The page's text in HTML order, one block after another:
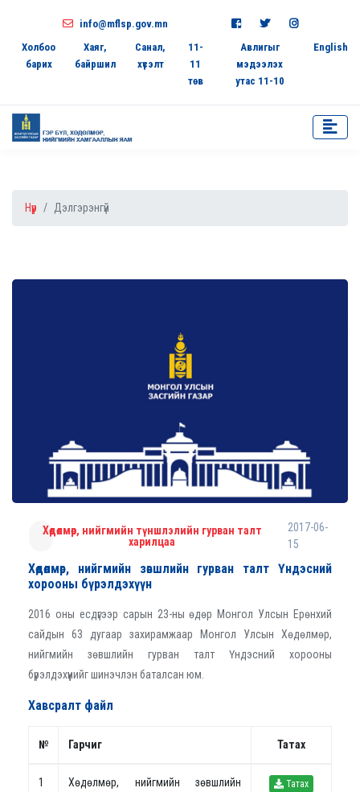
info@mflsp.gov.mn
Холбоо
барих
Хаяг,
байршил
Санал,
хүсэлт
11-
11
төв
Авлигыг
мэдээлэх
утас 11-10
English
Нүүр Дэлгэрэнгүй
Хөдөлмөр, нийгмийн түншлэлийн гурван талт
харилцаа
2017-06-
15
Хөдөлмөр, нийгмийн зөвшлийн гурван талт Үндэсний
хорооны бүрэлдэхүүн
2016 оны есдүгээр сарын 23-ны өдөр Монгол Улсын Ерөнхий
сайдын 63 дугаар захирамжаар Монгол Улсын Хөдөлмөр,
нийгмийн зөвшлийн гурван талт Үндэсний хорооны
бүрэлдэхүүнийг шинэчлэн баталсан юм.
Хавсралт файл
№ Гарчиг Татах
1
Хөдөлмөр, нийгмийн зөвшлийн
Татах